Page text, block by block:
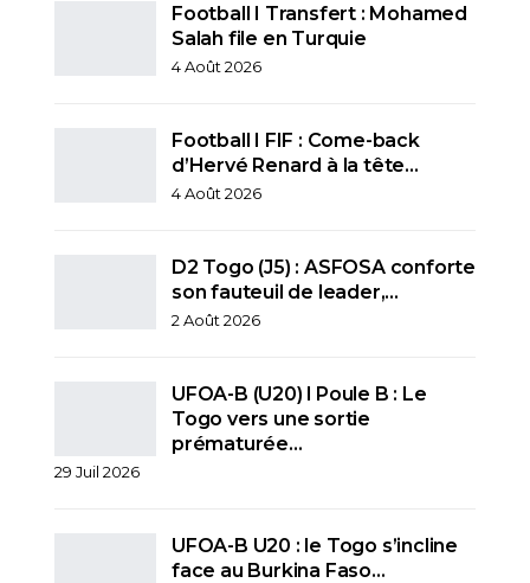
Football I Transfert : Mohamed
Salah file en Turquie
4 Août 2026
Football I FIF : Come-back
d’Hervé Renard à la tête…
4 Août 2026
D2 Togo (J5) : ASFOSA conforte
son fauteuil de leader,…
2 Août 2026
UFOA-B (U20) l Poule B : Le
Togo vers une sortie
prématurée…
29 Juil 2026
UFOA-B U20 : le Togo s’incline
face au Burkina Faso…